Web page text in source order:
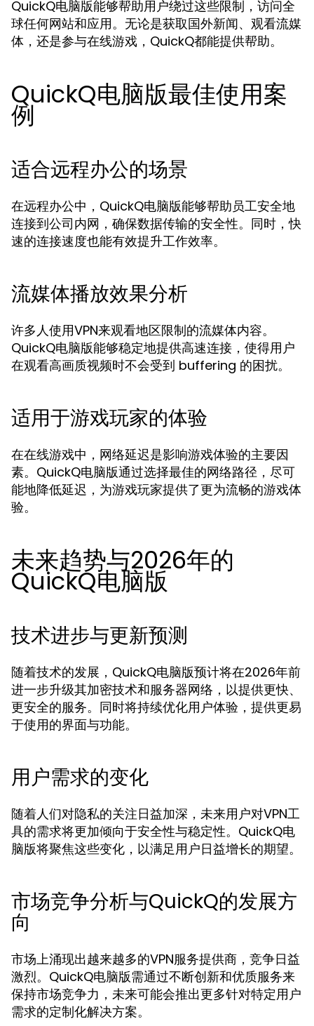
QuickQ电脑版能够帮助用户绕过这些限制，访问全
球任何网站和应用。无论是获取国外新闻、观看流媒
体，还是参与在线游戏，QuickQ都能提供帮助。
QuickQ电脑版最佳使用案
例
适合远程办公的场景
在远程办公中，QuickQ电脑版能够帮助员工安全地
连接到公司内网，确保数据传输的安全性。同时，快
速的连接速度也能有效提升工作效率。
流媒体播放效果分析
许多人使用VPN来观看地区限制的流媒体内容。
QuickQ电脑版能够稳定地提供高速连接，使得用户
在观看高画质视频时不会受到 buffering 的困扰。
适用于游戏玩家的体验
在在线游戏中，网络延迟是影响游戏体验的主要因
素。QuickQ电脑版通过选择最佳的网络路径，尽可
能地降低延迟，为游戏玩家提供了更为流畅的游戏体
验。
未来趋势与2026年的
QuickQ电脑版
技术进步与更新预测
随着技术的发展，QuickQ电脑版预计将在2026年前
进一步升级其加密技术和服务器网络，以提供更快、
更安全的服务。同时将持续优化用户体验，提供更易
于使用的界面与功能。
用户需求的变化
随着人们对隐私的关注日益加深，未来用户对VPN工
具的需求将更加倾向于安全性与稳定性。QuickQ电
脑版将聚焦这些变化，以满足用户日益增长的期望。
市场竞争分析与QuickQ的发展方
向
市场上涌现出越来越多的VPN服务提供商，竞争日益
激烈。QuickQ电脑版需通过不断创新和优质服务来
保持市场竞争力，未来可能会推出更多针对特定用户
需求的定制化解决方案。